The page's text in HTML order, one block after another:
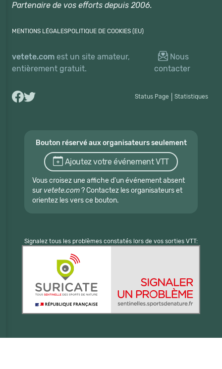
Partenaire de vos efforts depuis 2006.
MENTIONS LÉGALESPOLITIQUE DE COOKIES (EU)
vetete.com est un site amateur,
entièrement gratuit.
Nous
contacter
Status Page Statistiques
Bouton réservé aux organisateurs seulement
Ajoutez votre événement VTT
Vous croisez une affiche d'un événement absent
sur vetete.com? Contactez les organisateurs et
orientez les vers ce bouton.
Signalez tous les problèmes constatés lors de vos sorties VTT: